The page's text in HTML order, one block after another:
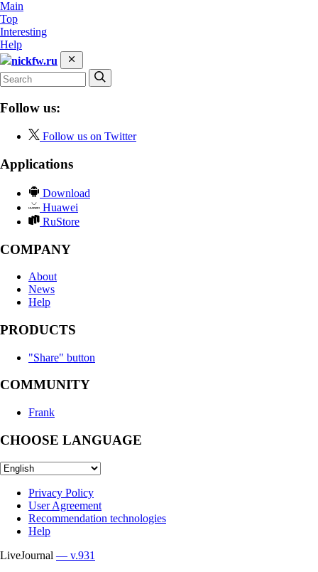
Main
Top
Interesting
Help
nickfw.ru
Follow us:
Follow us on Twitter
Applications
Download
Huawei
RuStore
COMPANY
About
News
Help
PRODUCTS
"Share" button
COMMUNITY
Frank
CHOOSE LANGUAGE
Privacy Policy
User Agreement
Recommendation technologies
Help
LiveJournal — v.931